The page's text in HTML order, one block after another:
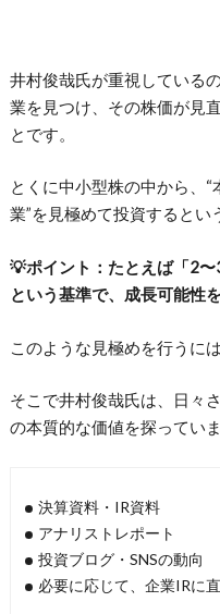
井村俊哉氏が重視している
業を見つけ、その株価が見
とです。
とくに中小型株の中から、
業”を見極めて投資するとい
💡ポイント：たとえば「2〜
という基準で、成長可能性
このような見極めを行うに
そこで井村俊哉氏は、日々
の本質的な価値を探っていま
決算資料・IR資料
アナリストレポート
投資ブログ・SNSの動向
必要に応じて、企業IRに